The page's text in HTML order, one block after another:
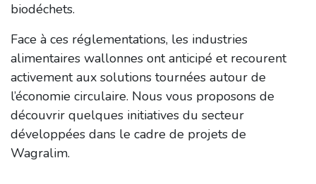
biodéchets.
Face à ces réglementations, les industries
alimentaires wallonnes ont anticipé et recourent
activement aux solutions tournées autour de
l’économie circulaire. Nous vous proposons de
découvrir quelques initiatives du secteur
développées dans le cadre de projets de
Wagralim.